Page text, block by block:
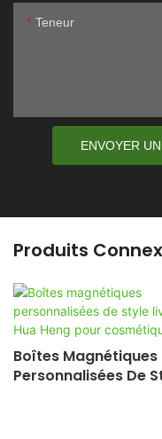
Teneur
ENVOYER
Produits
Boîtes Magnétiques
Personnalisées De